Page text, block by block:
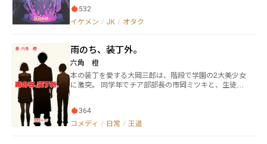
ためにはノアカンパニーが世に出しているオンライン
心者の美世は、弟の大学の先輩でゲームオタクの中村
ンをかき集めて日本を救うことができるのか……？
女子ミササギの本能的に逆らえない勧誘を受けた結
果、何をするのかもまったく分からない「言の葉部」
HA」という競技で「世界一」を目指すこと、ミササギ
部長のその揺ぎ無き信念とあと何かに惹かれ寄り切ら
れるようにして徐々にそれにのめり込んでいくカブラ
ヤ。カードそのものの強さ、有用性が勝利に直結する
と考え、遠い記憶にあった湘南の祖父家の庭に埋めて
ササギ部長との距離を縮めたり、言の葉を駆使して告
白したりと忙しかった彼ですが、チームメイトのひと
り無藤サユキの抱える難病のことをひとづてに知り、
532
イケメン / JK / オタク
雨のち、装丁外。
六角 橙
本の装丁を愛する大岡三郎は、階段で学園の2大美少女
に激突。 同学年でチア部部長の市岡ミツキと、生徒会
作る合同誌の装丁デザインで……。 装丁外な三郎の行
く末は！？
364
コメディ / 日常 / 王道